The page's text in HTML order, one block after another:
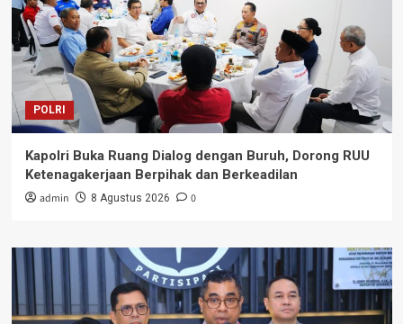
POLRI
Kapolri Buka Ruang Dialog dengan Buruh, Dorong RUU
Ketenagakerjaan Berpihak dan Berkeadilan
admin 8 Agustus 2026 0